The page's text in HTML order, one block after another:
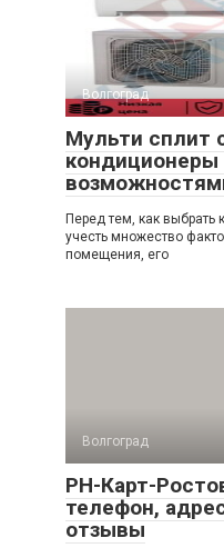
Волгоград
Мульти сплит
Перед тем, как
учесть множество
помещения, его
Волгоград
РН-Карт-
телефон,
отзывы